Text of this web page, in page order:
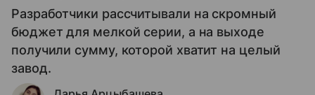
Разработчики рассчитывали на скромный
бюджет для мелкой серии, а на выходе
получили сумму, которой хватит на целый
завод.